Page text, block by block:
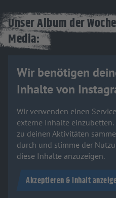
Unser Album der
Media:
Wir benötigen
Inhalte von
Wir verwenden einen
externe Inhalte einzubetten.
zu deinen Aktivitäten
durch und stimme der
diese Inhalte anzuzeigen.
Akzeptieren & Inhalt